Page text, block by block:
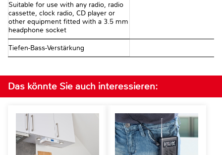
Suitable for use with any radio, radio
cassette, clock radio, CD player or
other equipment fitted with a 3.5 mm
headphone socket
Tiefen-Bass-Verstärkung
Das könnte Sie auch interessieren: